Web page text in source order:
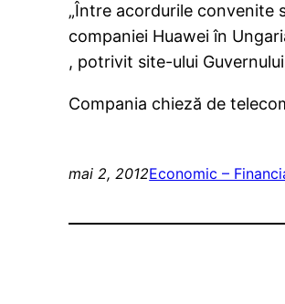
„Între acordurile convenite
companiei Huawei în
, potrivit site-ului
Compania chieză de
mai 2, 2012Economic –